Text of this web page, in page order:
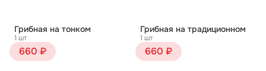
Грибная на тонком
1 шт
660 ₽
Грибная на традиционном
1 шт
660 ₽